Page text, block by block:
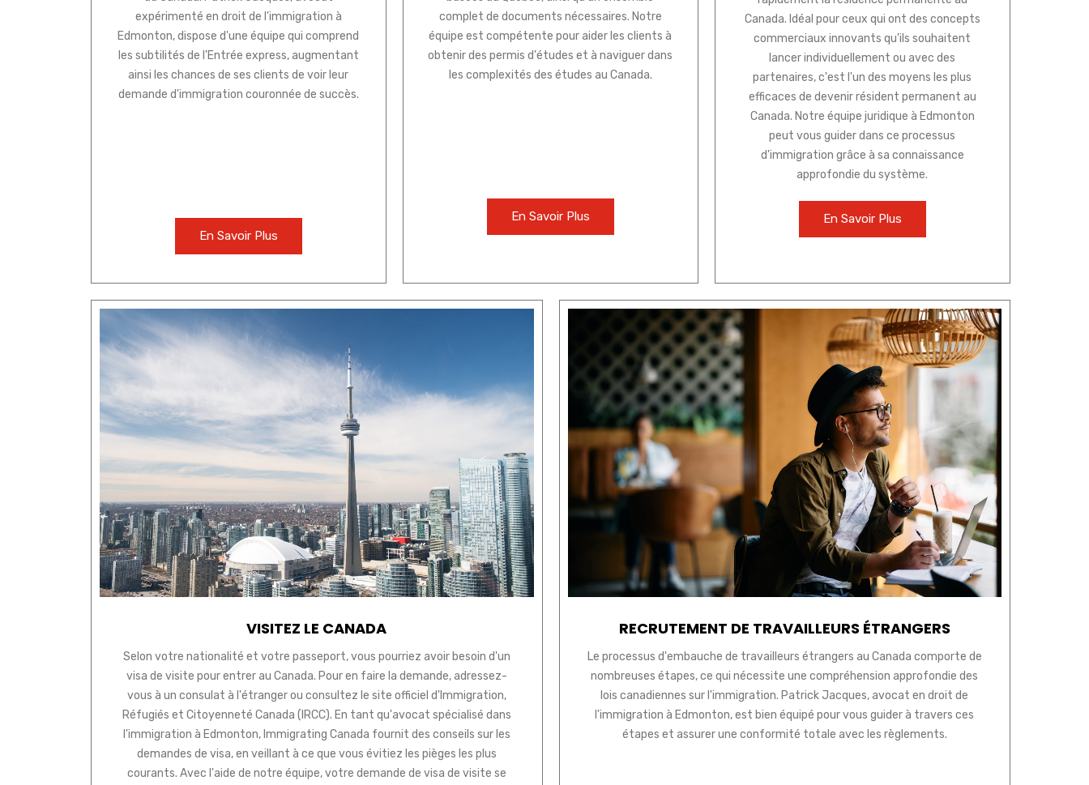
expérimenté en droit de l'immigration à
Edmonton, dispose d'une équipe qui comprend
les subtilités de l'Entrée express, augmentant
ainsi les chances de ses clients de voir leur
demande d'immigration couronnée de succès.
En Savoir Plus
complet de documents nécessaires. Notre
équipe est compétente pour aider les clients à
obtenir des permis d'études et à naviguer dans
les complexités des études au Canada.
En Savoir Plus
Canada. Idéal pour ceux qui ont des concepts
commerciaux innovants qu'ils souhaitent
lancer individuellement ou avec des
partenaires, c'est l'un des moyens les plus
efficaces de devenir résident permanent au
Canada. Notre équipe juridique à Edmonton
peut vous guider dans ce processus
d'immigration grâce à sa connaissance
approfondie du système.
En Savoir Plus
VISITEZ LE CANADA
Selon votre nationalité et votre passeport, vous pourriez avoir besoin d'un
visa de visite pour entrer au Canada. Pour en faire la demande, adressez-
vous à un consulat à l'étranger ou consultez le site officiel d'Immigration,
Réfugiés et Citoyenneté Canada (IRCC). En tant qu'avocat spécialisé dans
l'immigration à Edmonton, Immigrating Canada fournit des conseils sur les
demandes de visa, en veillant à ce que vous évitiez les pièges les plus
courants. Avec l'aide de notre équipe, votre demande de visa de visite se
RECRUTEMENT DE TRAVAILLEURS ÉTRANGERS
Le processus d'embauche de travailleurs étrangers au Canada comporte de
nombreuses étapes, ce qui nécessite une compréhension approfondie des
lois canadiennes sur l'immigration. Patrick Jacques, avocat en droit de
l'immigration à Edmonton, est bien équipé pour vous guider à travers ces
étapes et assurer une conformité totale avec les règlements.